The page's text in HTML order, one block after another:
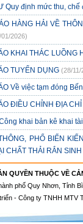
Quy định mức thu,
HÀNG HẢI VỀ
2026)
KHAI THÁC LUỒNG
TUYỂN DỤNG (28/11/
Về việc tạm đóng
ĐIỀU CHỈNH ĐỊA
khai bản kê khai
PHỔ BIẾN
CHẤT THẢI RẮN
QUYỀN THUỘC VỀ
phố Quy Nhơn, Tỉnh
- Công ty TNHH MTV